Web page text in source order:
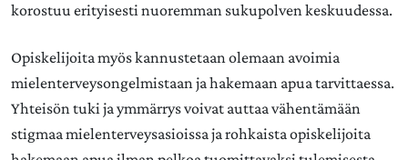
korostuu erityisesti nuoremman sukupolven keskuudessa.
Opiskelijoita myös kannustetaan olemaan avoimia
mielenterveysongelmistaan ja hakemaan apua tarvittaessa.
Yhteisön tuki ja ymmärrys voivat auttaa vähentämään
stigmaa mielenterveysasioissa ja rohkaista opiskelijoita